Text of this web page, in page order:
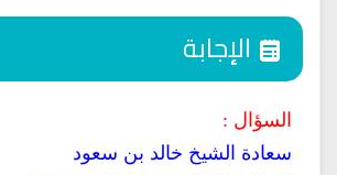
السؤال :
سعادة الشيخ خالد بن سعود